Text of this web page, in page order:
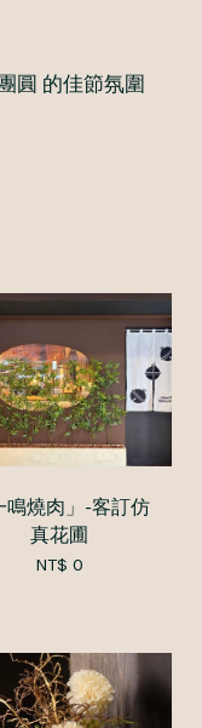
圓 的佳節氛圍
鳴燒肉」-客訂仿
真花圃
NT$ 0